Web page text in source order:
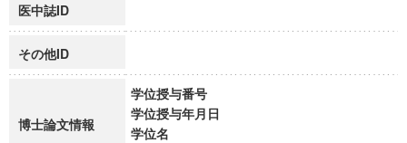
医中誌ID
その他ID
博士論文情報
学位授与番号
学位授与年月日
学位名